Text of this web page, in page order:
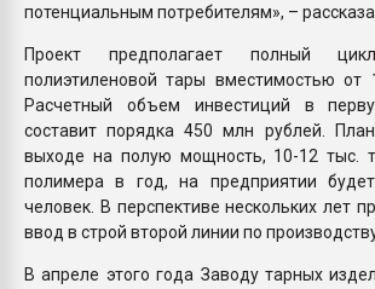
потенциальным потребителям», –
Проект предполагает полный
полиэтиленовой тары вместимостью от
Расчетный объем инвестиций в
составит порядка 450 млн рублей.
выходе на полую мощность, 10-12 тыс.
полимера в год, на предприятии
человек. В перспективе нескольких лет
ввод в строй второй линии по
В апреле этого года Заводу тарных